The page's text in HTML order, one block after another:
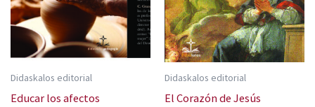
Didaskalos editorial
Educar los afectos
Didaskalos editorial
El Corazón de Jesús